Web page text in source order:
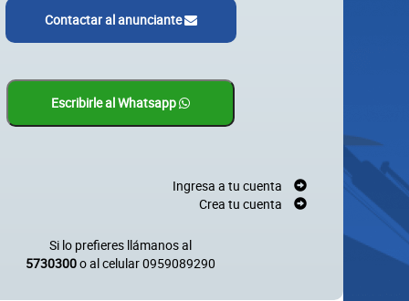
Contactar al anunciante
Escribirle al Whatsapp
Ingresa a tu cuenta
Crea tu cuenta
Si lo prefieres llámanos al
5730300o al celular0959089290